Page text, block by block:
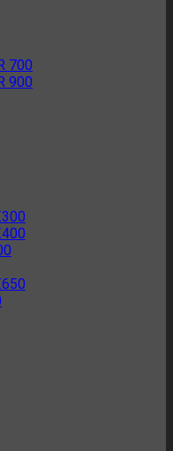
700
900